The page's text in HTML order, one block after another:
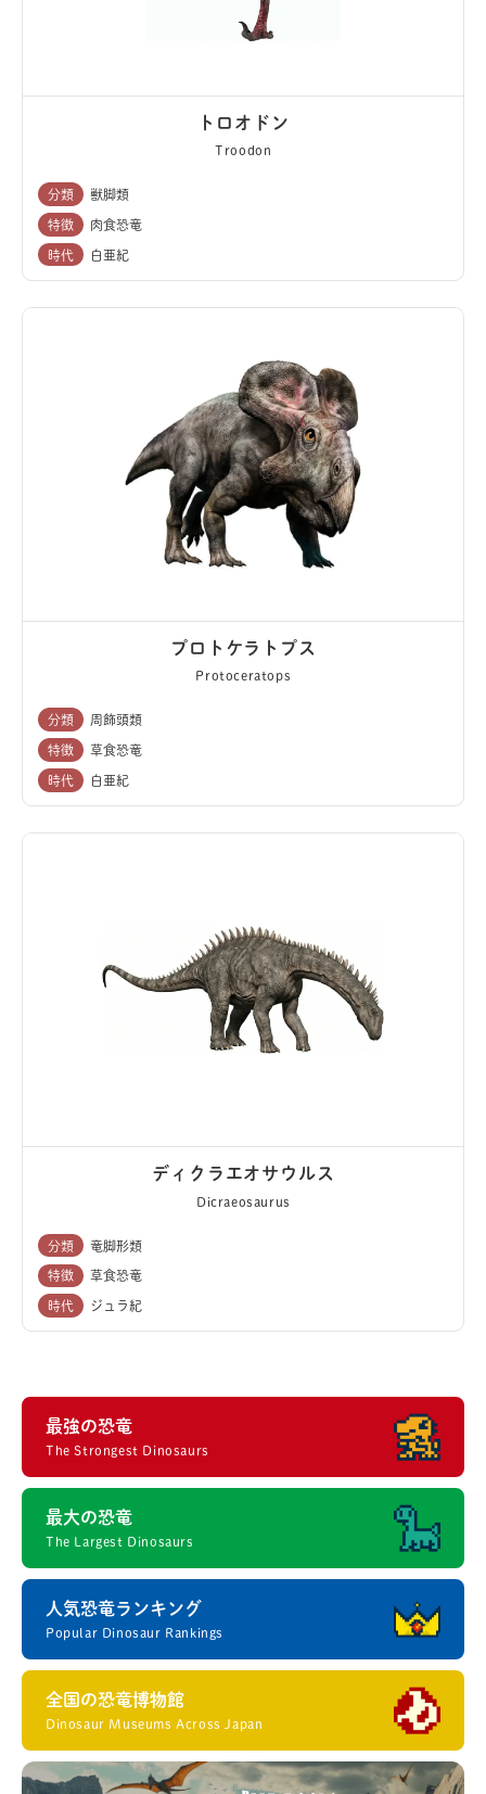
トロオドン
Troodon
分類 獣脚類
特徴 肉食恐竜
時代 白亜紀
プロトケラトプス
Protoceratops
分類 周飾頭類
特徴 草食恐竜
時代 白亜紀
ディクラエオサウルス
Dicraeosaurus
分類 竜脚形類
特徴 草食恐竜
時代 ジュラ紀
最強の恐竜
The Strongest Dinosaurs
最大の恐竜
The Largest Dinosaurs
人気恐竜ランキング
Popular Dinosaur Rankings
全国の恐竜博物館
Dinosaur Museums Across Japan